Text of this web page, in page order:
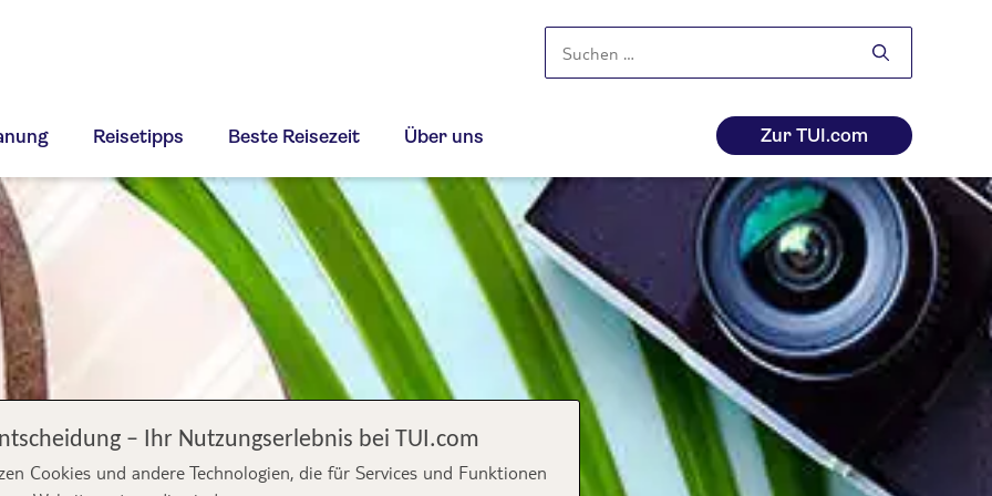
nach:
Reisetipps Beste Reisezeit Über uns Zur TUI.com
– Ihr Nutzungserlebnis bei TUI.com
Cookies und andere Technologien, die für Services und Funktionen